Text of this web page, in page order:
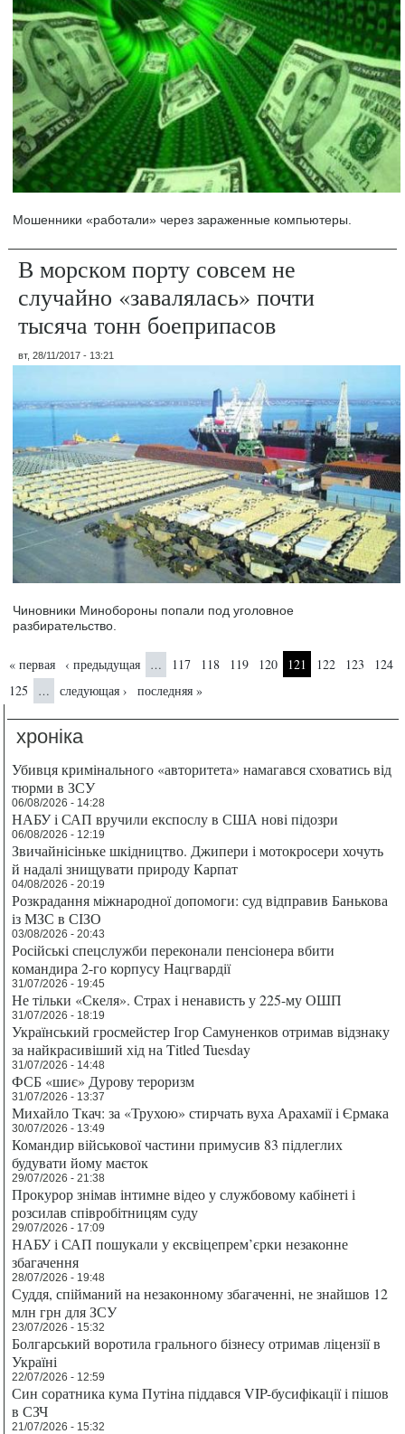
Мошенники «работали» через зараженные компьютеры.
В морском порту совсем не
случайно «завалялась» почти
тысяча тонн боеприпасов
вт, 28/11/2017 - 13:21
Чиновники Минобороны попали под уголовное
разбирательство.
Страницы
« первая ‹ предыдущая … 117 118 119 120 121 122 123
124
125
… следующая › последняя »
хроніка
Убивця кримінального «авторитета» намагався сховатись від
тюрми в ЗСУ
06/08/2026 - 14:28
НАБУ і САП вручили експослу в США нові підозри
06/08/2026 - 12:19
Звичайнісіньке шкідництво. Джипери і мотокросери хочуть
й надалі знищувати природу Карпат
04/08/2026 - 20:19
Розкрадання міжнародної допомоги: суд відправив Банькова
із МЗС в СІЗО
03/08/2026 - 20:43
Російські спецслужби переконали пенсіонера вбити
командира 2-го корпусу Нацгвардії
31/07/2026 - 19:45
Не тільки «Скеля». Страх і ненависть у 225-му ОШП
31/07/2026 - 18:19
Український гросмейстер Ігор Самуненков отримав відзнаку
за найкрасивіший хід на Titled Tuesday
31/07/2026 - 14:48
ФСБ «шиє» Дурову тероризм
31/07/2026 - 13:37
Михайло Ткач: за «Трухою» стирчать вуха Арахамії і Єрмака
30/07/2026 - 13:49
Командир військової частини примусив 83 підлеглих
будувати йому маєток
29/07/2026 - 21:38
Прокурор знімав інтимне відео у службовому кабінеті і
розсилав співробітницям суду
29/07/2026 - 17:09
НАБУ і САП пошукали у ексвіцепрем’єрки незаконне
збагачення
28/07/2026 - 19:48
Суддя, спійманий на незаконному збагаченні, не знайшов 12
млн грн для ЗСУ
23/07/2026 - 15:32
Болгарський воротила грального бізнесу отримав ліцензії в
Україні
22/07/2026 - 12:59
Син соратника кума Путіна піддався VIP-бусифікації і пішов
в СЗЧ
21/07/2026 - 15:32